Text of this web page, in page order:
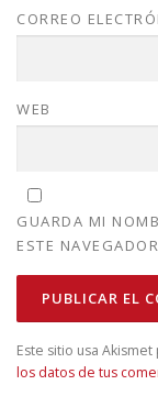
CORREO
WEB
GUARDA MI
ESTE
Este sitio usa
los datos de tus